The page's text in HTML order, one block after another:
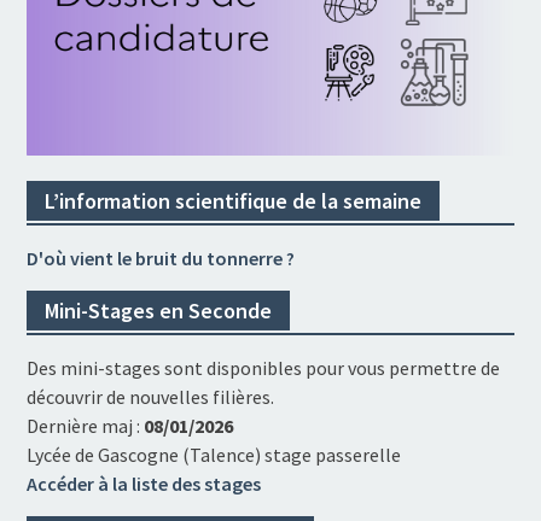
L’information scientifique de la semaine
D'où vient le bruit du tonnerre ?
Mini-Stages en Seconde
Des mini-stages sont disponibles pour vous permettre de
découvrir de nouvelles filières.
Dernière maj : 08/01/2026
Lycée de Gascogne (Talence) stage passerelle
Accéder à la liste des stages